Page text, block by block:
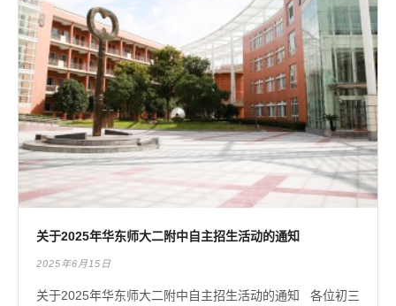
关于2025年华东师大二附中自主招生活动的通知
2025年6月15日
关于2025年华东师大二附中自主招生活动的通知 各位初三